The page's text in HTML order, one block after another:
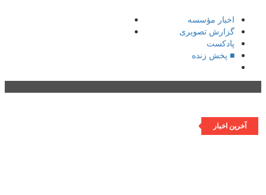
اخبار مؤسسه
گزارش تصویری
پادکست‌
■ پخش زنده
آخرین اخبار